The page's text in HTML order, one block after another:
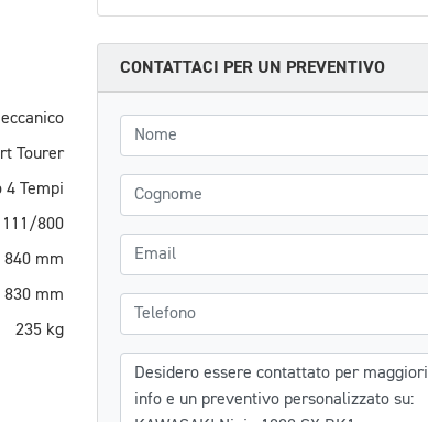
Tourer
4 Tempi
111/800
840 mm
830 mm
235 kg
CONTATTACI PER UN PREVENTIVO
Nome
Cognome
Email
Telefono
Messaggio